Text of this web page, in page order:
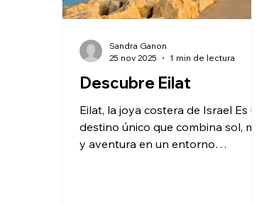
Descubre Eilat
Eilat, la joya costera de Israel Es un
destino único que combina sol, mar
y aventura en un entorno
Sandra Ganon
25 nov 2025
1 min de lectura